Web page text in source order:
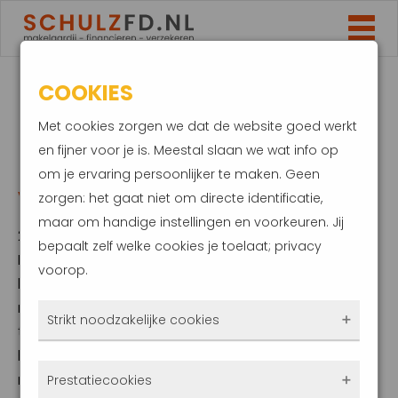
DAALT DE LAAGSTE
HYPOTHEEKRENTE
VERDER?
2 september 2021
De hypotheekrente is nog steeds uitzonderlijk
laag. Sluit je een hypotheek af met een
renteperiode van 10 jaar, dan is dit al mogelijk
tegen 0,86 procent. Los van de laagste
hypotheekrente zijn ook de gemiddelde
rentes gedaald. Banken proberen elkaar af
COOKIES
Met cookies zorgen we dat de website goed werkt
en fijner voor je is. Meestal slaan we wat info op
om je ervaring persoonlijker te maken. Geen
zorgen: het gaat niet om directe identificatie,
maar om handige instellingen en voorkeuren. Jij
bepaalt zelf welke cookies je toelaat; privacy
voorop.
Strikt noodzakelijke cookies
Prestatiecookies